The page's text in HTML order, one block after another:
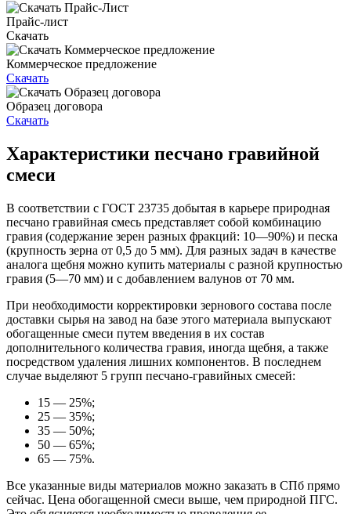
Прайс-лист
Скачать
Коммерческое предложение
Скачать
Образец договора
Скачать
Характеристики песчано гравийной
смеси
В соответствии с ГОСТ 23735 добытая в карьере природная
песчано гравийная смесь представляет собой комбинацию
гравия (содержание зерен разных фракций: 10—90%) и песка
(крупность зерна от 0,5 до 5 мм). Для разных задач в качестве
аналога щебня можно купить материалы с разной крупностью
гравия (5—70 мм) и с добавлением валунов от 70 мм.
При необходимости корректировки зернового состава после
доставки сырья на завод на базе этого материала выпускают
обогащенные смеси путем введения в их состав
дополнительного количества гравия, иногда щебня, а также
посредством удаления лишних компонентов. В последнем
случае выделяют 5 групп песчано-гравийных смесей:
15 — 25%;
25 — 35%;
35 — 50%;
50 — 65%;
65 — 75%.
Все указанные виды материалов можно заказать в СПб прямо
сейчас. Цена обогащенной смеси выше, чем природной ПГС.